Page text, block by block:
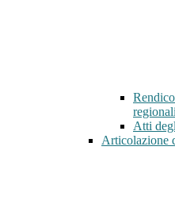
Atti
Articolazione